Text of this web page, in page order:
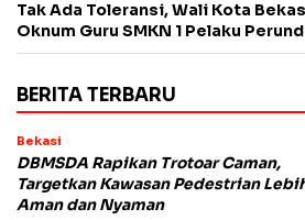
Tak Ada Toleransi, Wali Kota
Oknum Guru SMKN 1 Pelaku
BERITA TERBARU
Bekasi
DBMSDA Rapikan Trotoar Caman,
Targetkan Kawasan Pedestrian
Aman dan Nyaman